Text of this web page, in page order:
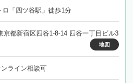
ロ「四ツ谷駅」徒歩1分
京都新宿区四谷1-8-14 四谷一丁目ビル3
地図
ライン相談可